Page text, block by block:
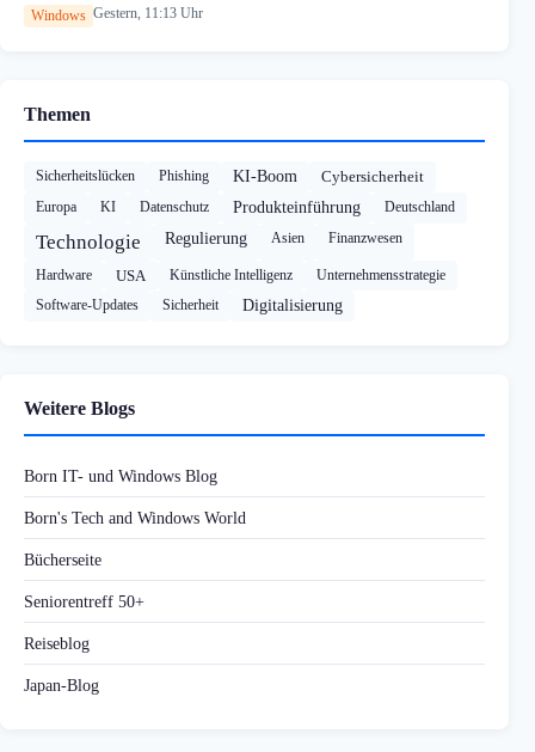
Windows Gestern, 11:13 Uhr
Themen
Sicherheitslücken Phishing KI-Boom Cybersicherheit
Europa KI Datenschutz Produkteinführung Deutschland
Technologie Regulierung Asien Finanzwesen
Hardware USA Künstliche Intelligenz
Unternehmensstrategie
Software-Updates
Sicherheit Digitalisierung
Weitere Blogs
Born IT- und Windows Blog
Born's Tech and Windows World
Bücherseite
Seniorentreff 50+
Reiseblog
Japan-Blog